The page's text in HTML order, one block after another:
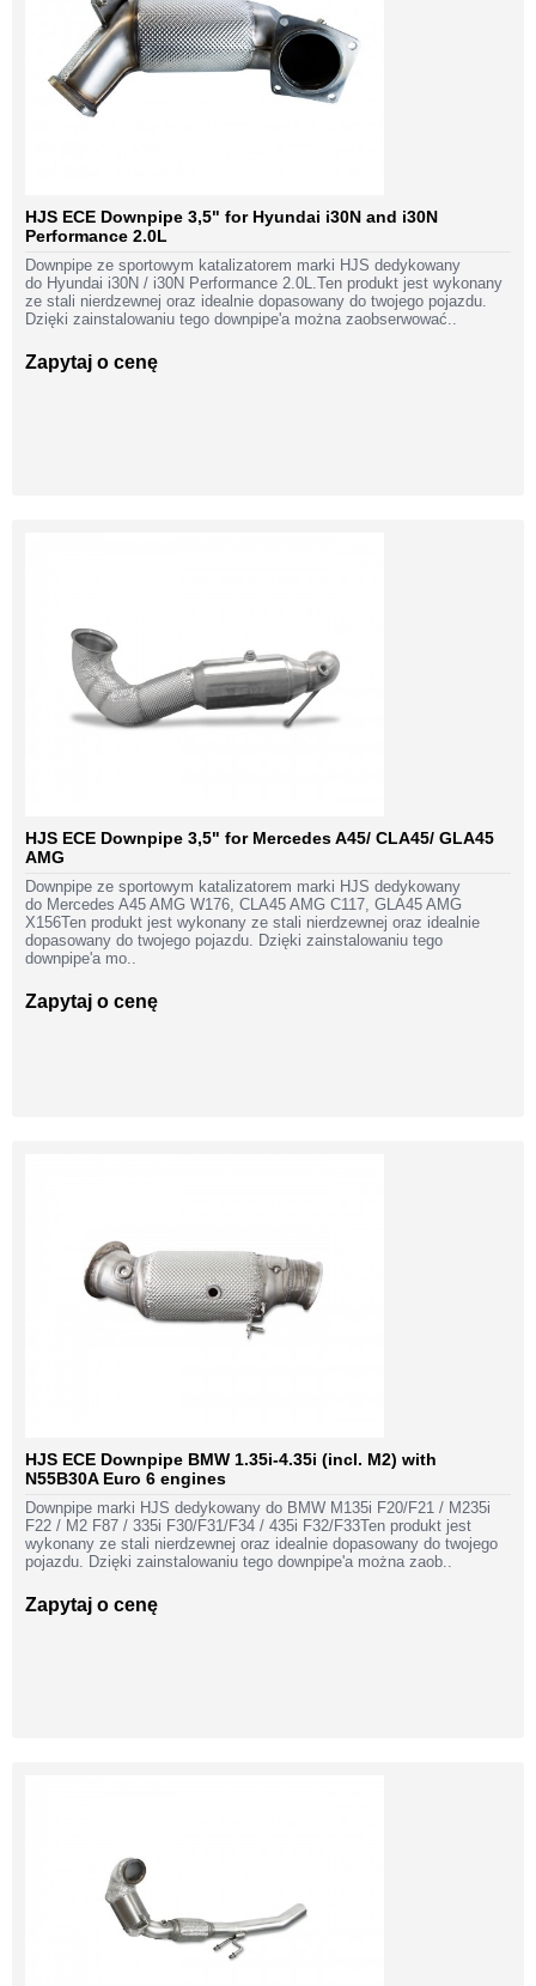
HJS ECE Downpipe 3,5" for Hyundai i30N and i30N
Performance 2.0L
Downpipe ze sportowym katalizatorem marki HJS dedykowany
do Hyundai i30N / i30N Performance 2.0L.Ten produkt jest wykonany
ze stali nierdzewnej oraz idealnie dopasowany do twojego pojazdu.
Dzięki zainstalowaniu tego downpipe'a można zaobserwować..
Zapytaj o cenę
HJS ECE Downpipe 3,5" for Mercedes A45/ CLA45/ GLA45
AMG
Downpipe ze sportowym katalizatorem marki HJS dedykowany
do Mercedes A45 AMG W176, CLA45 AMG C117, GLA45 AMG
X156Ten produkt jest wykonany ze stali nierdzewnej oraz idealnie
dopasowany do twojego pojazdu. Dzięki zainstalowaniu tego
downpipe'a mo..
Zapytaj o cenę
HJS ECE Downpipe BMW 1.35i-4.35i (incl. M2) with
N55B30A Euro 6 engines
Downpipe marki HJS dedykowany do BMW M135i F20/F21 / M235i
F22 / M2 F87 / 335i F30/F31/F34 / 435i F32/F33Ten produkt jest
wykonany ze stali nierdzewnej oraz idealnie dopasowany do twojego
pojazdu. Dzięki zainstalowaniu tego downpipe'a można zaob..
Zapytaj o cenę